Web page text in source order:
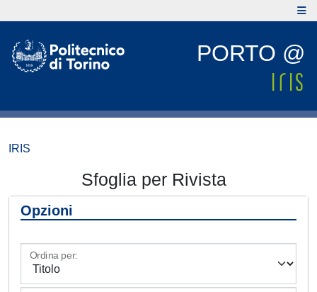
PORTO @
IRIS
Sfoglia per Rivista
Opzioni
Ordina per: